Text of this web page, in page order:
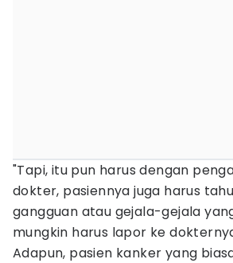
"Tapi, itu pun harus dengan
dokter, pasiennya juga harus
gangguan atau gejala-gejala
mungkin harus lapor ke
Adapun, pasien kanker yang